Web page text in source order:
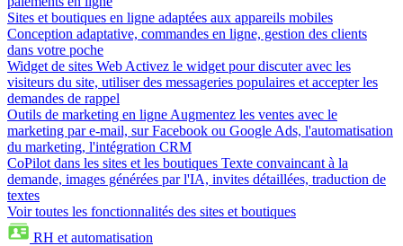
Sites et boutiques en ligne adaptées aux appareils mobiles
Conception adaptative, commandes en ligne, gestion des clients
dans votre poche
Widget de sites Web Activez le widget pour discuter avec les
visiteurs du site, utiliser des messageries populaires et accepter les
demandes de rappel
Outils de marketing en ligne Augmentez les ventes avec le
marketing par e-mail, sur Facebook ou Google Ads, l'automatisation
du marketing, l'intégration CRM
CoPilot dans les sites et les boutiques Texte convaincant à la
demande, images générées par l'IA, invites détaillées, traduction de
textes
Voir toutes les fonctionnalités des sites et boutiques
RH et automatisation